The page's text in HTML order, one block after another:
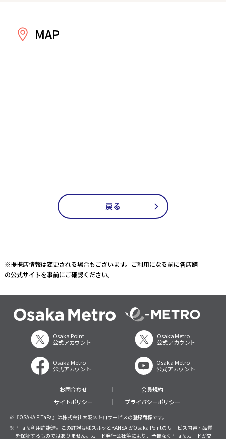
MAP
戻る
※提携店情報は変更される場合もございます。ご利用になる前に各店舗
の公式サイトを事前にご確認ください。
Osaka Point
公式アカウント
Osaka Metro
公式アカウント
Osaka Metro
公式アカウント
Osaka Metro
公式アカウント
お問合わせ
会員規約
サイトポリシー
プライバシーポリシー
※『OSAKA PiTaPa』は株式会社大阪メトロサービスの登録商標です。
※ PiTaPa利用許諾済。この許諾は㈱スルッとKANSAIがOsaka Pointのサービス内容・品質
を保証するものではありません。カード発行会社等により、予告なくPiTaPaカードが交